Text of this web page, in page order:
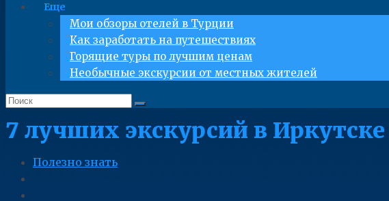
Еще
Мои обзоры отелей в Турции
Как заработать на путешествиях
Горящие туры по лучшим ценам
Необычные экскурсии от местных жителей
7 лучших экскурсий в
Полезно знать